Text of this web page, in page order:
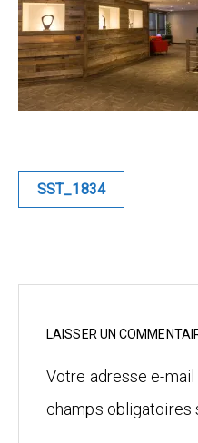
Blue
Equilibre
Renaissance
Sunustreet
Fashion
Culinaire
Industrielle
Mariage
Navigation
SST_1834
LAISSER UN
Votre adresse e-mail
champs obligatoires